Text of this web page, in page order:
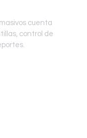
cuenta
control de